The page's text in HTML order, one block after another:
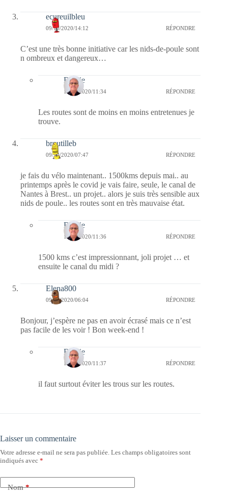
ecureuilbleu
09/10/2020/14:12 RÉPONDRE
C’est une très bonne initiative car les nids-de-poule sont
n ombreux et dangereux…
Bernie
10/10/2020/11:34 RÉPONDRE
Les routes sont de moins en moins entretenues je
trouve.
broutilleb
09/10/2020/07:47 RÉPONDRE
je fais du vélo maintenant.. 1500kms depuis mai.. au
printemps après le covid je vais faire, seule, le canal de
Nantes à Brest.. un projet.. alors je suis très sensible aux
nids de poule.. les routes sont en très mauvaise état.
Bernie
10/10/2020/11:36 RÉPONDRE
1500 kms c’est impressionnant, joli projet … et
ensuite le canal du midi ?
Elena800
09/10/2020/06:04 RÉPONDRE
Bonjour, j’espère ne pas en avoir écrasé mais ce n’est
pas facile de les voir ! Bon week-end !
Bernie
10/10/2020/11:37 RÉPONDRE
il faut surtout éviter les trous sur les routes.
Laisser un commentaire
Votre adresse e-mail ne sera pas publiée. Les champs obligatoires sont
indiqués avec *
Nom*